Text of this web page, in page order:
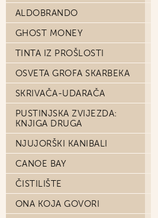
ALDOBRANDO
GHOST MONEY
TINTA IZ PROŠLOSTI
OSVETA GROFA SKARBEKA
SKRIVAČA-UDARAČA
PUSTINJSKA ZVIJEZDA:
KNJIGA DRUGA
NJUJORŠKI KANIBALI
CANOE BAY
ČISTILIŠTE
ONA KOJA GOVORI